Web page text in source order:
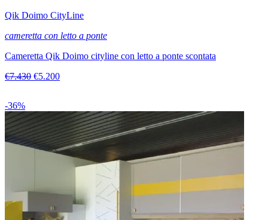
Qik Doimo CityLine
cameretta con letto a ponte
Cameretta Qik Doimo cityline con letto a ponte scontata
€7.430 €5.200
-36%